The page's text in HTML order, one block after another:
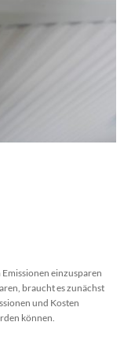
einzusparen
braucht es zunächst
und Kosten
können.